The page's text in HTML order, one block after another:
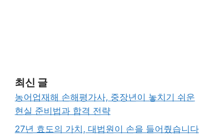
최신 글
농어업재해 손해평가사, 중장년이 놓치기 쉬운
현실 준비법과 합격 전략
27년 효도의 가치, 대법원이 손을 들어줬습니다